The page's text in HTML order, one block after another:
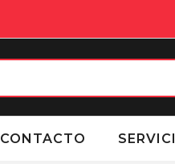
CONTACTO